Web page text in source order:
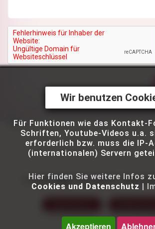
© 2025stjg| Stuttgarter
Wir benutzen
Für Funktionen wie das Kontakt-
Schriften, Youtube-Videos u.a.
erforderlich bzw. muss die IP-
(internationalen) Servern
Akzeptieren
Hier finden Sie weitere Infos
Cookies und Datenschutz |